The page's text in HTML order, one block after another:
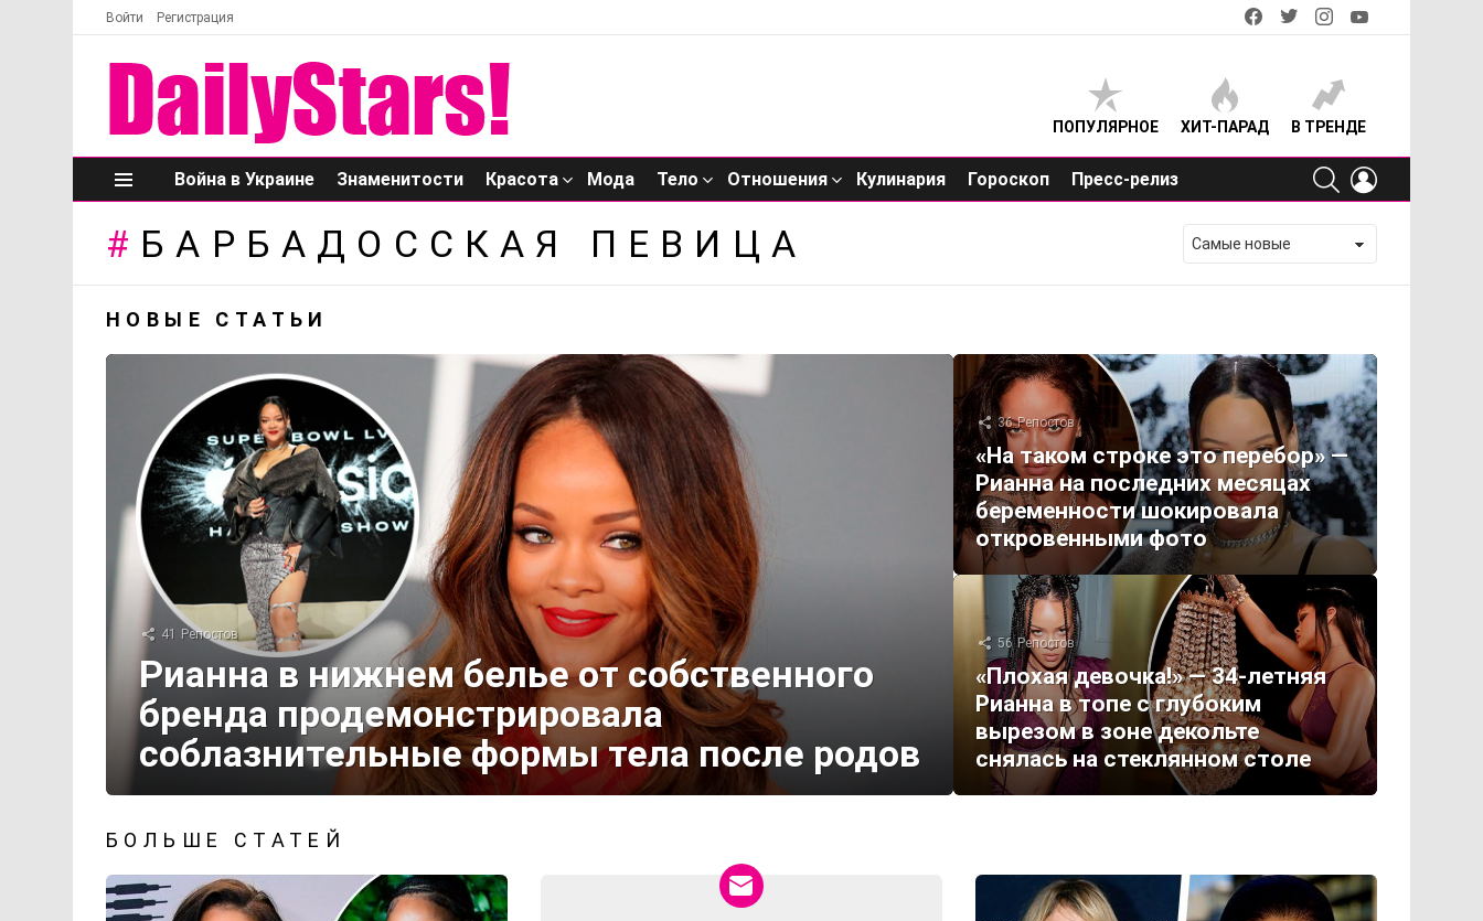
Войти Регистрация
facebooktwitterinstagram
ПОПУЛЯРНОЕ ХИТ-ПАРАД В ТРЕНДЕ
Меню
Война в Украине Знаменитости Красота Мода Тело Отношения Кулинария Гороскоп Пресс-релиз
SEARCH
БАРБАДОССКАЯ ПЕВИЦА
НОВЫЕ СТАТЬИ
41 Репостов
Рианна в нижнем белье от собственного
бренда продемонстрировала
соблазнительные формы тела после родов
36 Репостов
«На таком строке это перебор» —
Рианна на последних месяцах
беременности шокировала
откровенными фото
56 Репостов
«Плохая девочка!» — 34-летняя
Рианна в топе с глубоким
вырезом в зоне декольте
снялась на стеклянном столе
БОЛЬШЕ СТАТЕЙ